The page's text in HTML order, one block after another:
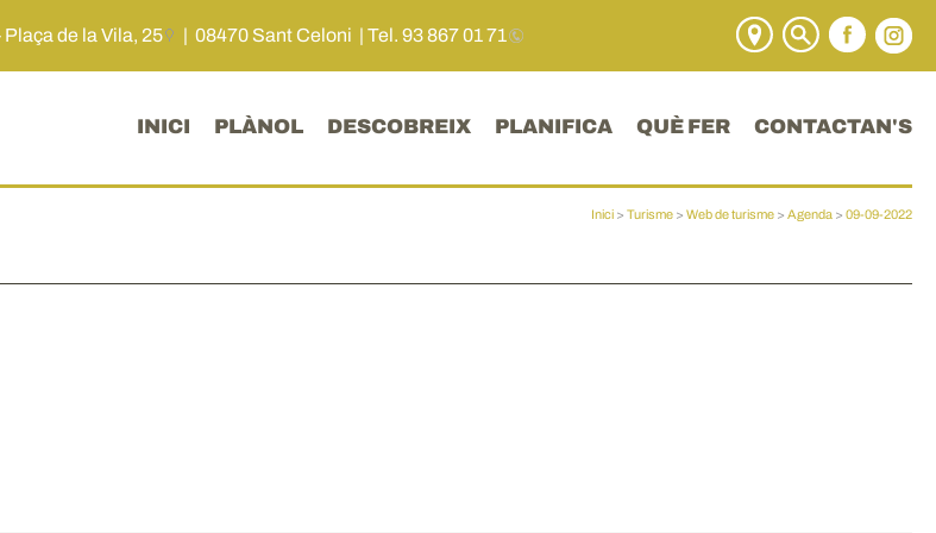
de la Vila, 25 | 08470 Sant Celoni | Tel. 93 867 01 71
INICI PLÀNOL DESCOBREIX PLANIFICA QUÈ FER CONTACTAN'S
Inici > Turisme > Web de turisme > Agenda > 09-09-2022